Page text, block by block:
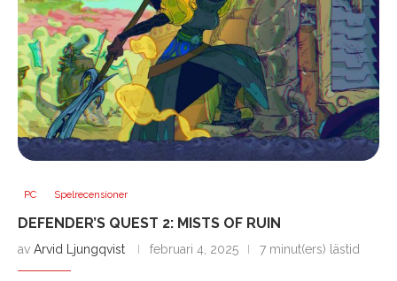
PC Spelrecensioner
DEFENDER’S QUEST 2: MISTS OF RUIN
av Arvid Ljungqvist februari 4, 2025 7 minut(ers) lästid